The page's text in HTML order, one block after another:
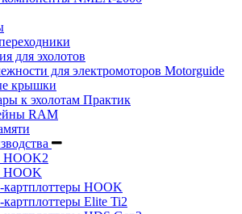
для эхолотов
для электромоторов Motorguide
крышки
к эхолотам Практик
RAM
HOOK2
HOOK
HOOK
Elite Ti2